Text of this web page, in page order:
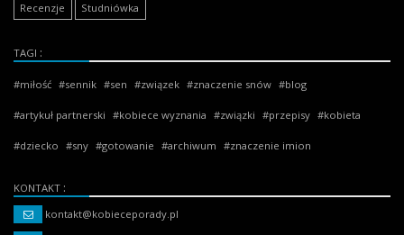
Recenzje Studniówka
TAGI
miłość sennik sen związek znaczenie snów blog
artykuł partnerski kobiece wyznania związki przepisy kobieta
dziecko sny gotowanie archiwum znaczenie imion
KONTAKT
kontakt@kobieceporady.pl